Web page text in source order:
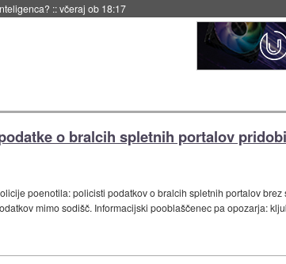
::včeraj ob 18:17
o bralcih spletnih portalov
poenotila: policisti podatkov o bralcih spletnih portalov
mimo sodišč. Informacijski pooblaščenec pa opozarja: